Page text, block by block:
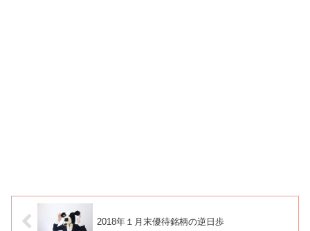
2018年１月末優待銘柄の逆日歩